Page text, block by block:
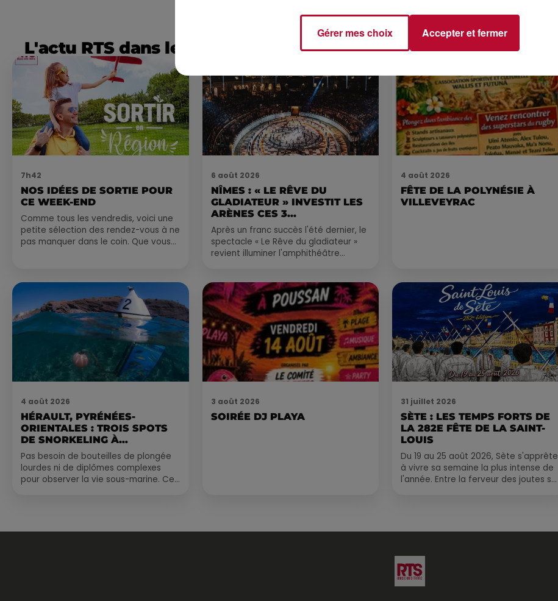
L'actu RTS dans le Sud Voir plus
7h42
NOS IDÉES DE SORTIE POUR
CE WEEK-END
Comme tous les vendredis, voici une
petite sélection des rendez-vous à ne
pas manquer dans le coin. Que vous
6 août 2026
NÎMES : « LE RÊVE DU
GLADIATEUR » INVESTIT LES
ARÈNES CES 3...
Après un franc succès l'été dernier, le
spectacle « Le Rêve du gladiateur »
revient illuminer l'amphithéâtre
4 août 2026
FÊTE DE LA POLYNÉSIE À
VILLEVEYRAC
4 août 2026
HÉRAULT, PYRÉNÉES-
ORIENTALES : TROIS SPOTS
DE SNORKELING À
EXPLORER...
Pas besoin de bouteilles de plongée
lourdes ni de diplômes complexes
pour observer la vie sous-marine. Cet
3 août 2026
SOIRÉE DJ PLAYA
31 juillet 2026
SÈTE : LES TEMPS FORTS DE
LA 282E FÊTE DE LA SAINT-
LOUIS
Du 19 au 25 août 2026, Sète s'apprête
à vivre sa semaine la plus intense de
l'année. Entre la ferveur des joutes sur
Gérer mes choix Accepter et fermer